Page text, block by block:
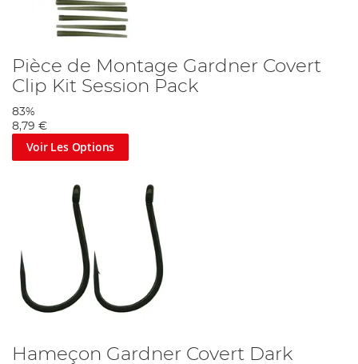
Pièce de Montage Gardner Covert
Clip Kit Session Pack
83%
8,79 €
Voir Les Options
Hameçon Gardner Covert Dark